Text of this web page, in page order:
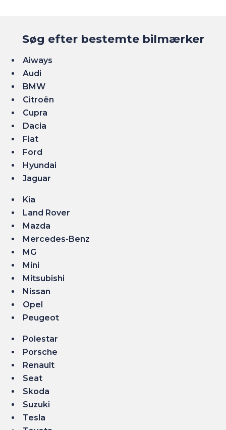
Søg efter bestemte bilmærker
Aiways
Audi
BMW
Citroën
Cupra
Dacia
Fiat
Ford
Hyundai
Jaguar
Kia
Land Rover
Mazda
Mercedes-Benz
MG
Mini
Mitsubishi
Nissan
Opel
Peugeot
Polestar
Porsche
Renault
Seat
Skoda
Suzuki
Tesla